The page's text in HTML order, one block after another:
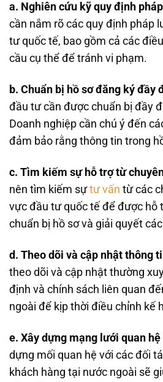
a. Nghiên cứu kỹ quy định
cần nắm rõ các quy định pháp
tư quốc tế, bao gồm cả các
cầu cụ thể để tránh vi phạm.
b. Chuẩn bị hồ sơ đăng ký đầy
đầu tư cần được chuẩn bị đầy
Doanh nghiệp cần chú ý đến
đảm bảo rằng thông tin trong
c. Tìm kiếm sự hỗ trợ từ
nên tìm kiếm sựtư vấn từ các
vực đầu tư quốc tế để được hỗ
chuẩn bị hồ sơ và giải quyết
d. Theo dõi và cập nhật thông
theo dõi và cập nhật thường
định và chính sách liên quan
ngoài để kịp thời điều chỉnh kế
e. Xây dựng mạng lưới quan hệ
dựng mối quan hệ với các đối
khách hàng tại nước ngoài sẽ